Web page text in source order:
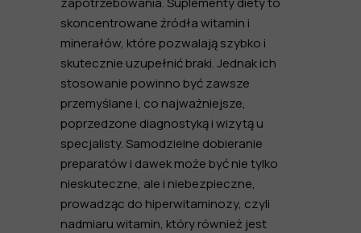
skoncentrowane źródła witamin i
minerałów, które pozwalają szybko i
skutecznie uzupełnić braki. Jednak ich
stosowanie powinno być zawsze
przemyślane i, co najważniejsze,
poprzedzone diagnostyką i wizytą u
specjalisty. Samodzielne dobieranie
preparatów i dawek może być nie tylko
nieskuteczne, ale i niebezpieczne,
prowadząc do hiperwitaminozy, czyli
nadmiaru witamin, który również jest